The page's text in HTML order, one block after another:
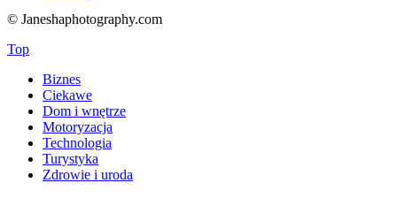
© Janeshaphotography.com
Top
Biznes
Ciekawe
Dom i wnętrze
Motoryzacja
Technologia
Turystyka
Zdrowie i uroda